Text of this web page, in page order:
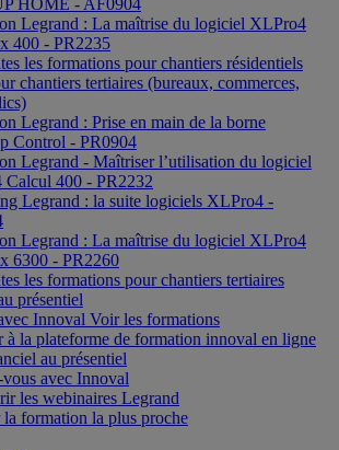
HOME - AF0904
Legrand : La maîtrise du logiciel XLPro4
400 - PR2235
les formations pour chantiers résidentiels
chantiers tertiaires (bureaux, commerces,
Legrand : Prise en main de la borne
Control - PR0904
Legrand - Maîtriser l’utilisation du logiciel
Calcul 400 - PR2232
Legrand : la suite logiciels XLPro4 -
Legrand : La maîtrise du logiciel XLPro4
6300 - PR2260
les formations pour chantiers tertiaires
présentiel
Innoval Voir les formations
à la plateforme de formation innoval en ligne
au présentiel
avec Innoval
les webinaires Legrand
formation la plus proche